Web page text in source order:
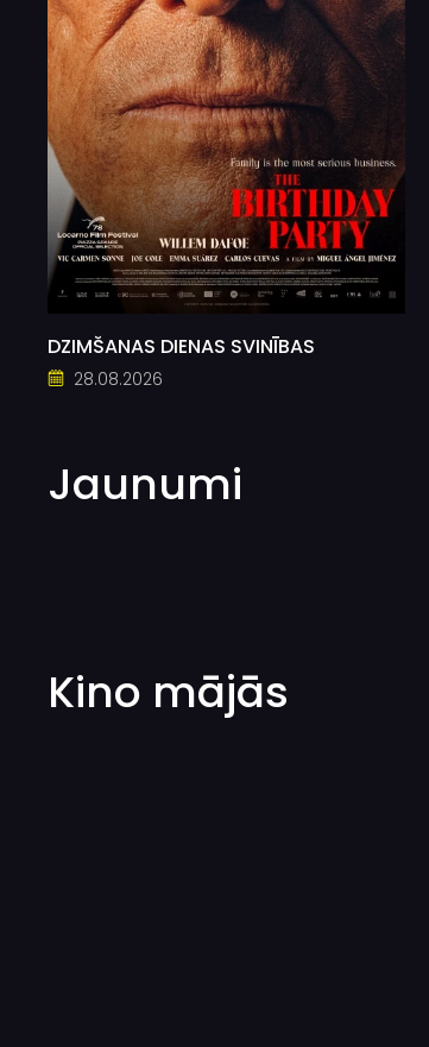
DZIMŠANAS DIENAS SVINĪBAS
28.08.2026
Jaunumi
Kino mājās